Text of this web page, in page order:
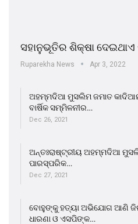
ସହାନୁଭୂତିର ଶିକ୍ଷା ଦେଇଥାଏ
Ruparekha News Apr 3, 2022
ଅହମ୍ମଦିଆ ମୁସଲିମ ଜମାତ
ବାର୍ଷିକ ସମ୍ମିଳନୀର…
Dec 26, 2021
ଅନ୍ତଃରାଷ୍ଟ୍ରୀୟ ଅହମ୍ମଦିଆ
ପାରସ୍ପରିକ…
Dec 27, 2021
ବୋହୁଙ୍କୁ ହତ୍ୟା ଅଭିଯୋଗ ଆଣି
ଧାରଣା ଓ ଏସପିଙ୍କ…